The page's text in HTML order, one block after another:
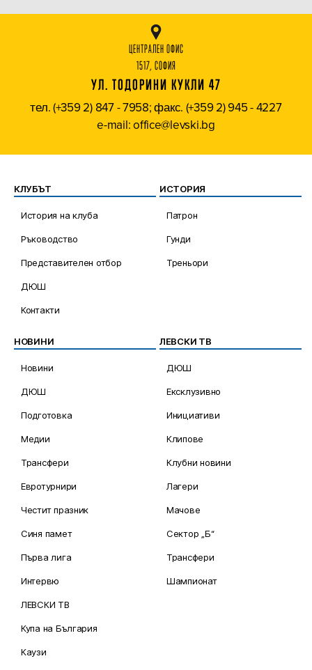
ЦЕНТРАЛЕН ОФИС
1517, СОФИЯ
УЛ. ТОДОРИНИ КУКЛИ 47
тел. (+359 2) 847 - 7958; факс. (+359 2) 945 - 4227
e-mail: office@levski.bg
КЛУБЪТ
История на клуба
Ръководство
Представителен отбор
ДЮШ
Контакти
ИСТОРИЯ
Патрон
Гунди
Треньори
НОВИНИ
Новини
ДЮШ
Подготовка
Медии
Трансфери
Евротурнири
Честит празник
Синя памет
Първа лига
Интервю
ЛЕВСКИ ТВ
Купа на България
Каузи
ЛЕВСКИ ТВ
ДЮШ
Ексклузивно
Инициативи
Клипове
Клубни новини
Лагери
Мачове
Сектор „Б“
Трансфери
Шампионат